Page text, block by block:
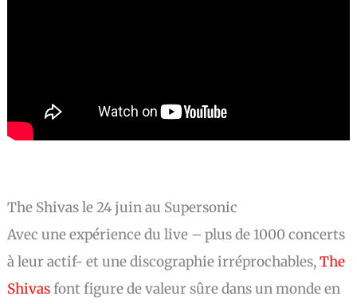
The Shivas le 24 juin au Supersonic
Avec une expérience du live – plus de 1000 concerts
à leur actif- et une discographie irréprochables,The
Shivasfont figure de valeur sûre dans un monde en